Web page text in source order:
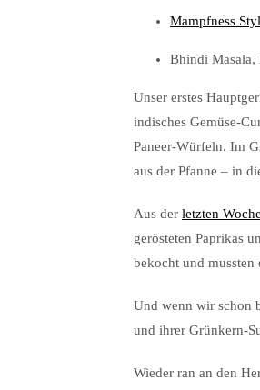
Mampfness
Bhindi
Unser erstes
indisches Gemüse-
Paneer-Würfeln. Im
aus der Pfanne – in
Aus der letzten Woche
gerösteten Paprikas
bekocht und mussten
Und wenn wir schon
und ihrer Grünkern-
Wieder ran an den